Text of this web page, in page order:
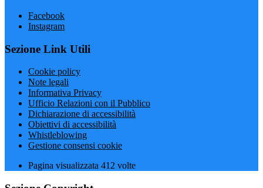
Facebook
Instagram
Sezione Link Utili
Cookie policy
Note legali
Informativa Privacy
Ufficio Relazioni con il Pubblico
Dichiarazione di accessibilità
Obiettivi di accessibilità
Whistleblowing
Gestione consensi cookie
Pagina visualizzata 412 volte